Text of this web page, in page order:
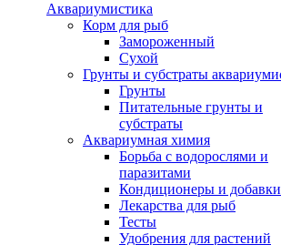
Аквариумистика
Корм для рыб
Замороженный
Сухой
Грунты и субстраты
Грунты
Питательные грунты и
субстраты
Аквариумная химия
Борьба с водорослями и
паразитами
Кондиционеры и добавки
Лекарства для рыб
Тесты
Удобрения для растений